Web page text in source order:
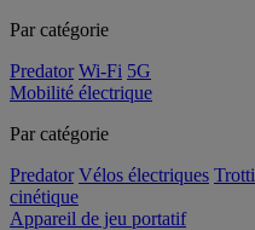
Par catégorie
Predator Wi-Fi 5G
Mobilité électrique
Par catégorie
Predator Vélos électriques
cinétique
Appareil de jeu portatif